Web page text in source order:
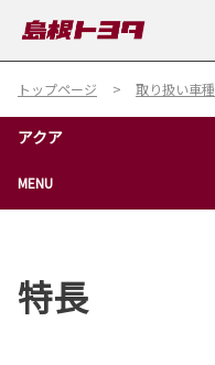
トップページ 取り扱い車種
アクア
MENU
特長